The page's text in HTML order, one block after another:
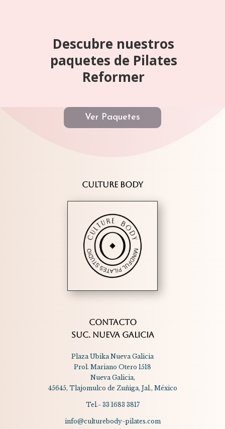
Descubre nuestros
paquetes de Pilates
Reformer
Ver Paquetes
CULTURE BODY
CONTACTO
SUC. NUEVA GALICIA
Plaza Ubika Nueva Galicia
Prol. Mariano Otero 1518
Nueva Galicia,
45645, Tlajomulco de Zuñiga, Jal., México
Tel.- 33 1683 3817
info@culturebody-pilates.com